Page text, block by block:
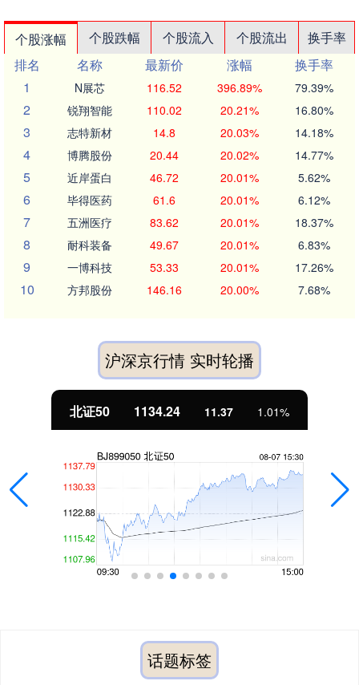
个股涨幅 个股跌幅 个股流入 个股流出
换手率
排名
名称 最新价 涨幅
换手率
1
N展芯 116.52 396.89% 79.39%
2 锐翔智能 110.02 20.21% 16.80%
3 志特新材 14.8 20.03% 14.18%
4 博腾股份 20.44 20.02% 14.77%
5 近岸蛋白 46.72 20.01% 5.62%
6 毕得医药 61.6 20.01% 6.12%
7 五洲医疗 83.62 20.01% 18.37%
8 耐科装备 49.67 20.01% 6.83%
9 一博科技 53.33 20.01% 17.26%
10 方邦股份 146.16 20.00% 7.68%
沪深京行情 实时轮播
北证50 1134.24 11.37 1.01%
话题标签